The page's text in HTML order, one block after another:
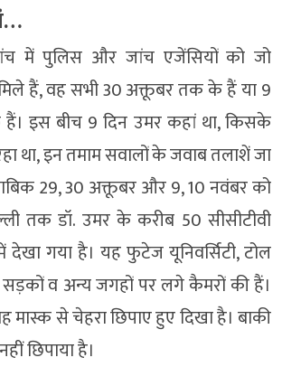
में पुलिस और जांच एजेंसियों को जो
हैं, वह सभी 30 अक्तूबर तक के हैं या 9
इस बीच 9 दिन उमर कहां था, किसके
था, इन तमाम सवालों के जवाब तलाशें जा
29, 30 अक्तूबर और 9, 10 नवंबर को
तक डॉ. उमर के करीब 50 सीसीटीवी
गया है। यह फुटेज यूनिवर्सिटी, टोल
सड़कों व अन्य जगहों पर लगे कैमरों की हैं।
से चेहरा छिपाए हुए दिखा है। बाकी
छिपाया है।